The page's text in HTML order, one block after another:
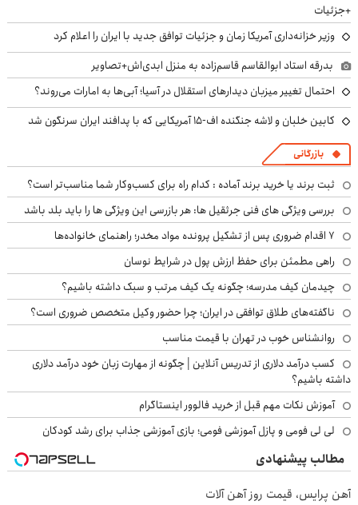
+جزئیات
وزیر خزانه‌داری آمریکا زمان و جزئیات توافق جدید با ایران را اعلام کرد
بدرقه استاد ابوالقاسم قاسم‌زاده به منزل ابدی‌اش+تصاویر
احتمال تغییر میزبان دیدارهای استقلال در آسیا؛ آبی‌ها به امارات می‌روند؟
کابین خلبان و لاشه جنگنده اف-۱۵ آمریکایی که با پدافند ایران سرنگون شد
بازرگانی
ثبت برند یا خرید برند آماده : کدام راه برای کسب‌وکار شما مناسب‌تر است؟
بررسی ویژگی های فنی جرثقیل ها: هر بازرسی این ویژگی ها را باید بلد باشد
۷ اقدام ضروری پس از تشکیل پرونده مواد مخدر؛ راهنمای خانواده‌ها
راهی مطمئن برای حفظ ارزش پول در شرایط نوسان
چیدمان کیف مدرسه؛ چگونه یک کیف مرتب و سبک داشته باشیم؟
ناگفته‌های طلاق توافقی در ایران؛ چرا حضور وکیل متخصص ضروری است؟
روانشناس خوب در تهران با قیمت مناسب
کسب درآمد دلاری از تدریس آنلاین | چگونه از مهارت زبان خود درآمد دلاری
داشته باشیم؟
آموزش نکات مهم قبل از خرید فالوور اینستاگرام
لی لی فومی و پازل آموزشی فومی؛ بازی آموزشی جذاب برای رشد کودکان
مطالب پیشنهادی
آهن پرایس، قیمت روز آهن آلات